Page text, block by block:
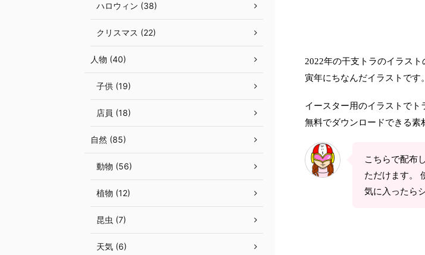
2022年の干支トラのイラスト
寅年にちなんだイラストです。
イースター用のイラストでト
無料でダウンロードできる素
こちらで配布
ただけます。
気に入ったら
ハロウィン (38)
クリスマス (22)
人物 (40)
子供 (19)
店員 (18)
自然 (85)
動物 (56)
植物 (12)
昆虫 (7)
天気 (6)